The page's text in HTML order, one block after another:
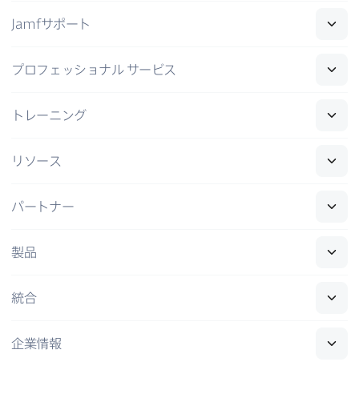
Jamfサポート
プロフェッショナル サービス
トレーニング
リソース
パートナー
製品
統合
企業情報